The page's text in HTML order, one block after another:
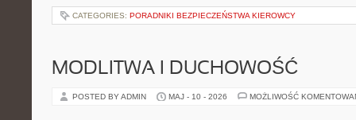
CATEGORIES: PORADNIKI BEZPIECZEŃSTWA KIEROWCY
MODLITWA I DUCHOWOŚĆ
POSTED BY ADMIN MAJ - 10 - 2026 MOŻLIWOŚĆ